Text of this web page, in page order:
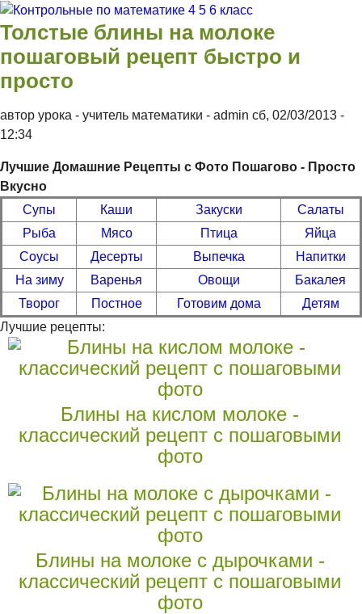
Перейти к основному содержанию
Контрольные
по
математике 4
Толстые блины на молоке
пошаговый рецепт быстро и
просто
автор урока - учитель математики - admin сб, 02/03/2013 -
12:34
Лучшие Домашние Рецепты с Фото Пошагово - Просто
Вкусно
Супы
Каши Закуски
Салаты
Рыба
Мясо Птица
Яйца
Соусы
Десерты Выпечка
Напитки
На зиму
Варенья Овощи
Бакалея
Творог
Постное Готовим дома
Детям
Лучшие рецепты:
Блины на кислом молоке -
классический рецепт с пошаговыми
фото
Блины на молоке с дырочками -
классический рецепт с пошаговыми
фото